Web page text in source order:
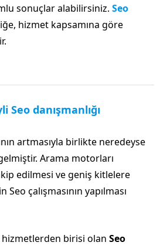
sonuçlar alabilirsiniz. Seo
hizmet kapsamına göre
Seo danışmanlığı
artmasıyla birlikte neredeyse
Arama motorları
edilmesi ve geniş kitlelere
çalışmasının yapılması
hizmetlerden birisi olan Seo